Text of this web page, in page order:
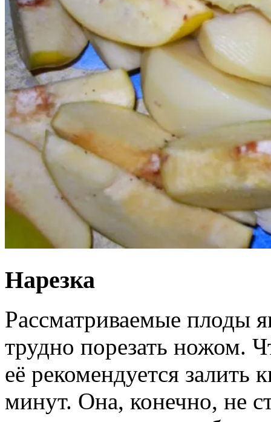
Нарезка
Рассматриваемые плоды
трудно порезать ножом.
её рекомендуется залить
минут. Она, конечно, не